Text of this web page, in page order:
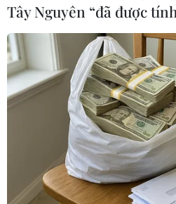
Thỏa thuận Giai đoạn 1
chiến thuế quan kéo dài
hàng đầu thế giới. Văn
trung vào cam kết của
ngạch nhập khẩu nông
năng lượng và dịch vụ của
trong hai năm và tăng
thương hiệu và các dạng
trí tuệ.
Tây Nguyên “đã được